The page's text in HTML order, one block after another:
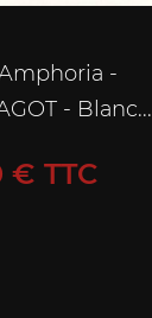
-
- Blanc...
Prix
€ TTC